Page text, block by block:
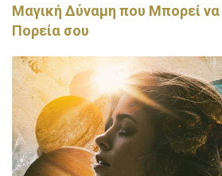
Μαγική Δύναμη που Μπορεί να
Πορεία σου